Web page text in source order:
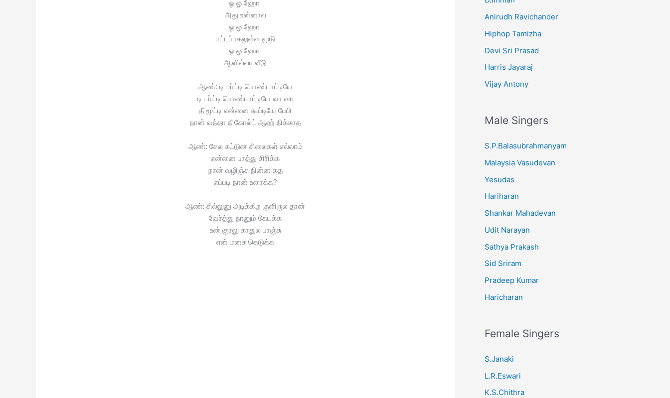
ஓ ஓ ஹோ
அது உன்னால
ஓ ஓ ஹோ
பட்டப்பகலுள்ள மூடு
ஓ ஓ ஹோ
ஆளில்லா வீடு
ஆண்: டி டர்ட்டி பொண்டாட்டியே
டி டர்ட்டி பொண்டாட்டியே வா வா
தீ மூட்டி என்னை கூப்டியே பேபி
நான் வந்தா நீ கோல்ட் ஆஹ் நிக்காத
ஆண்: சேல கட்டுன சிலைகள் எல்லாம்
என்னை பாத்து சிரிக்க
நான் வழிஞ்சு நின்ன கத
எப்படி நான் உரைக்க?
ஆண்: சில்லுனு அடிக்கிற குளிருல தான்
வேர்த்து நானும் கேடக்க
உன் குரலு காதுல பாஞ்சு
என் மனச கெடுக்க
Anirudh Ravichander
Hiphop Tamizha
Devi Sri Prasad
Harris Jayaraj
Vijay Antony
Male Singers
S.P.Balasubrahmanyam
Malaysia Vasudevan
Yesudas
Hariharan
Shankar Mahadevan
Udit Narayan
Sathya Prakash
Sid Sriram
Pradeep Kumar
Haricharan
Female Singers
S.Janaki
L.R.Eswari
K.S.Chithra